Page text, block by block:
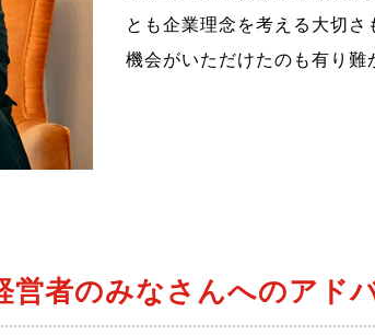
とも企業理念を考える大切
機会がいただけたのも有り難
者のみなさんへのアド